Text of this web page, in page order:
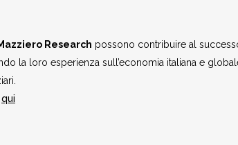
Research possono contribuire al
la loro esperienza sull’economia italiana e
qui